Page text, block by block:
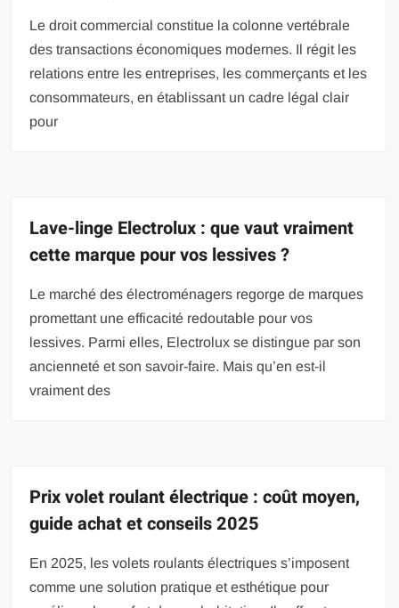
Le droit commercial constitue la colonne vertébrale
des transactions économiques modernes. Il régit les
relations entre les entreprises, les commerçants et les
consommateurs, en établissant un cadre légal clair
pour
Lave-linge Electrolux : que vaut vraiment
cette marque pour vos lessives ?
Le marché des électroménagers regorge de marques
promettant une efficacité redoutable pour vos
lessives. Parmi elles, Electrolux se distingue par son
ancienneté et son savoir-faire. Mais qu’en est-il
vraiment des
Prix volet roulant électrique : coût moyen,
guide achat et conseils 2025
En 2025, les volets roulants électriques s’imposent
comme une solution pratique et esthétique pour